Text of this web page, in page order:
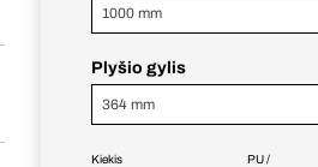
1000 mm
Plyšio gylis
364 mm
PU /
Kiekis